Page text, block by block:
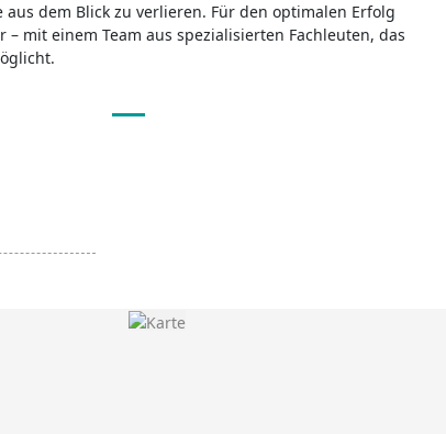
dem Blick zu verlieren. Für den optimalen Erfolg
mit einem Team aus spezialisierten Fachleuten, das